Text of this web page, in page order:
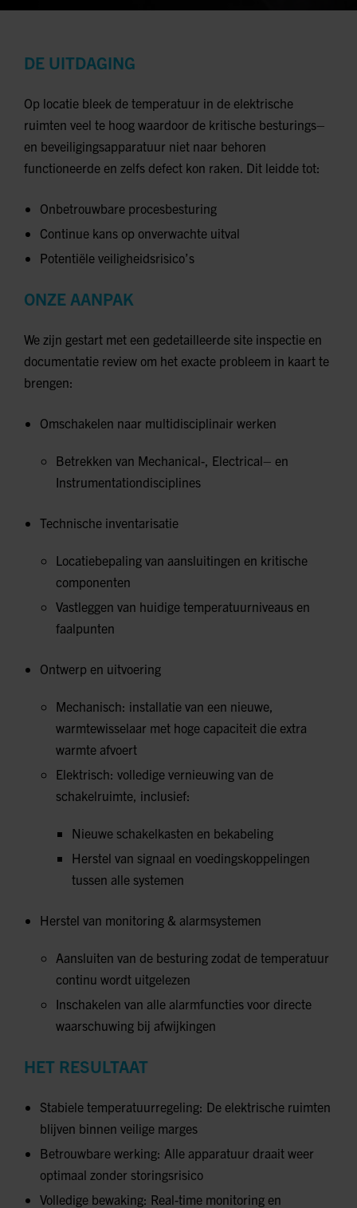
DE UITDAGING
Op locatie bleek de temperatuur in de elektrische
ruimten veel te hoog waardoor de kritische besturings–
en beveiligingsapparatuur niet naar behoren
functioneerde en zelfs defect kon raken. Dit leidde tot:
Onbetrouwbare procesbesturing
Continue kans op onverwachte uitval
Potentiële veiligheidsrisico’s
ONZE AANPAK
We zijn gestart met een gedetailleerde site inspectie en
documentatie review om het exacte probleem in kaart te
brengen:
Omschakelen naar multidisciplinair werken
Betrekken van Mechanical-, Electrical– en
Instrumentationdisciplines
Technische inventarisatie
Locatiebepaling van aansluitingen en kritische
componenten
Vastleggen van huidige temperatuurniveaus en
faalpunten
Ontwerp en uitvoering
Mechanisch: installatie van een nieuwe,
warmtewisselaar met hoge capaciteit die extra
warmte afvoert
Elektrisch: volledige vernieuwing van de
schakelruimte, inclusief:
Nieuwe schakelkasten en bekabeling
Herstel van signaal en voedingskoppelingen
tussen alle systemen
Herstel van monitoring & alarmsystemen
Aansluiten van de besturing zodat de temperatuur
continu wordt uitgelezen
Inschakelen van alle alarmfuncties voor directe
waarschuwing bij afwijkingen
HET RESULTAAT
Stabiele temperatuurregeling: De elektrische ruimten
blijven binnen veilige marges
Betrouwbare werking: Alle apparatuur draait weer
optimaal zonder storingsrisico
Volledige bewaking: Real-time monitoring en